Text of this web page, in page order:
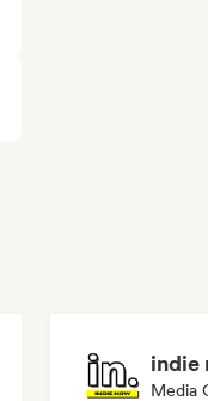
indie
Media